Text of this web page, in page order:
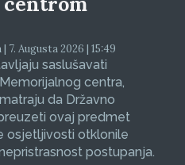
Augusta 2026 | 15:49
saslušavati
centra,
da Državno
ovaj predmet
osjetljivosti otklonile
postupanja.